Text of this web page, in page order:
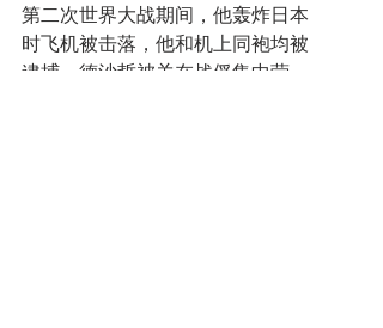
第二次世界大战期间，他轰炸日本
时飞机被击落，他和机上同袍均被
逮捕。德沙哲被关在战俘集中营，